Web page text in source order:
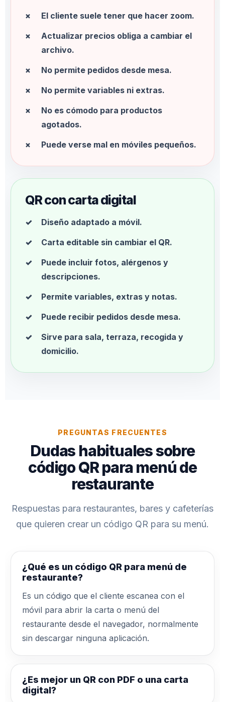
El cliente suele tener que hacer zoom.
Actualizar precios obliga a cambiar el
archivo.
No permite pedidos desde mesa.
No permite variables ni extras.
No es cómodo para productos
agotados.
Puede verse mal en móviles pequeños.
QR con carta digital
Diseño adaptado a móvil.
Carta editable sin cambiar el QR.
Puede incluir fotos, alérgenos y
descripciones.
Permite variables, extras y notas.
Puede recibir pedidos desde mesa.
Sirve para sala, terraza, recogida y
domicilio.
PREGUNTAS FRECUENTES
Dudas habituales sobre
código QR para menú de
restaurante
Respuestas para restaurantes, bares y cafeterías
que quieren crear un código QR para su menú.
¿Qué es un código QR para menú de
restaurante?
Es un código que el cliente escanea con el
móvil para abrir la carta o menú del
restaurante desde el navegador, normalmente
sin descargar ninguna aplicación.
¿Es mejor un QR con PDF o una carta
digital?